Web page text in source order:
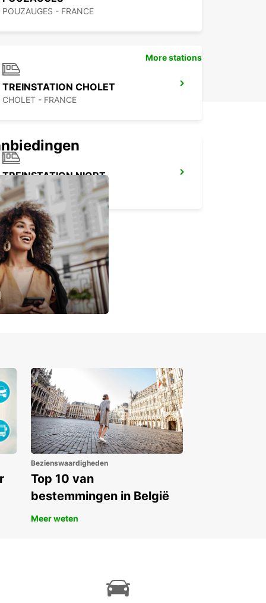
POUZAUGES - FRANCE
TREINSTATION CHOLET
CHOLET - FRANCE
TREINSTATION NIORT
NIORT - FRANCE
More stations
Bezienswaardigheden
Top 10 van
bestemmingen in België
Meer weten